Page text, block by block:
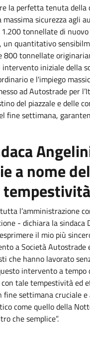
la perfetta tenuta della
sicurezza agli
tonnellate di
un quantitativo
800 tonnellate
intervento iniziale della
e l'impiego
ad Autostrade per
del piazzale e delle
fine settimana,
a nome
l’amministrazione
- dichiara la sindaca
il mio più
a Società
che hanno lavorato
intervento a tempo
tale tempestività ed
fine settimana cruciale
come quello della
che semplice”.